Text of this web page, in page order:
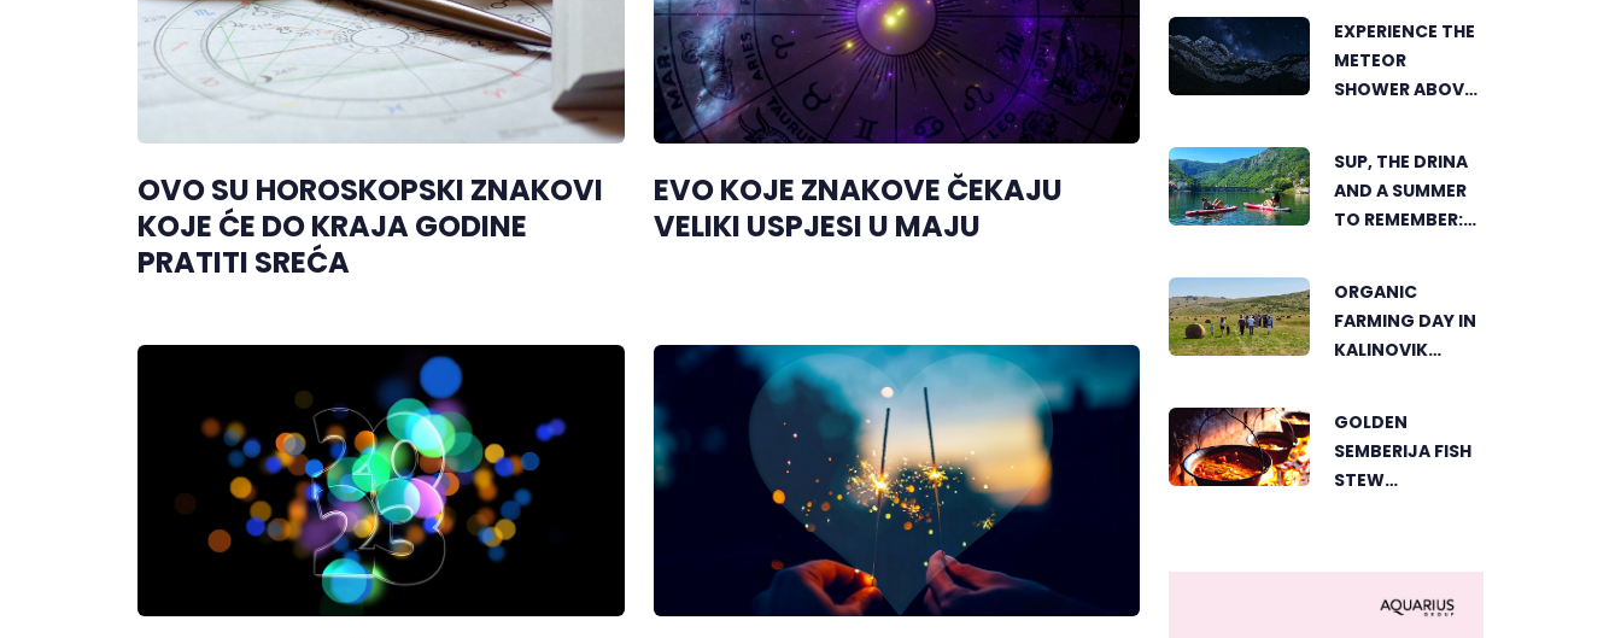
OVO SU HOROSKOPSKI ZNAKOVI
KOJE ĆE DO KRAJA GODINE
PRATITI SREĆA
EVO KOJE ZNAKOVE ČEKAJU
VELIKI USPJESI U MAJU
EXPERIENCE THE
METEOR
SHOWER ABOVE
SUP, THE DRINA
AND A SUMMER
TO REMEMBER:
HEART OF
VIŠEGRAD
ORGANIC
FARMING DAY IN
KALINOVIK
SUCCESS OF
SUSTAINABLE
AGRICULTURE
GOLDEN
SEMBERIJA FISH
STEW
TOGETHER
FOOD LOVERS IN
DVOROVI